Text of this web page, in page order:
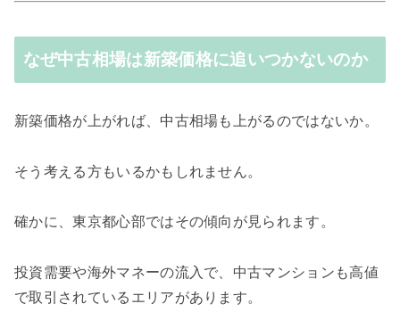
なぜ中古相場は新築価格に追いつかないのか
新築価格が上がれば、中古相場も上がるのではないか。
そう考える方もいるかもしれません。
確かに、東京都心部ではその傾向が見られます。
投資需要や海外マネーの流入で、中古マンションも高値
で取引されているエリアがあります。